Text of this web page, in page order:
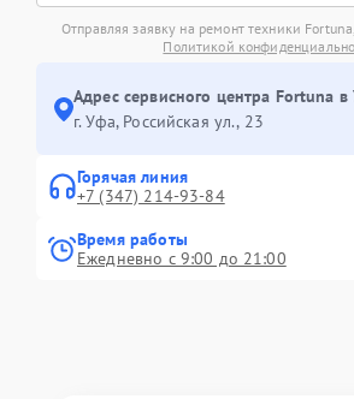
Отправляя заявку на ремонт техники
Политикой
Адрес сервисного центра Fortuna
г. Уфа, Российская ул., 23
Горячая линия
+7 (347) 214-93-84
Время работы
Ежедневно с 9:00 до 21:00